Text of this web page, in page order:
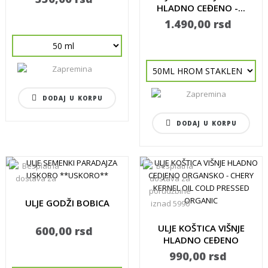
DODAJ U KORPU
HLADNO CEĐENO -...
1.490,00 rsd
DODAJ U KORPU
ULJE GODŽI BOBICA
600,00 rsd
ULJE KOŠTICA VIŠNJE
HLADNO CEĐENO
ORGANSKO...
990,00 rsd